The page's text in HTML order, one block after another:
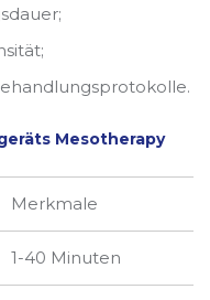
Mesotherapy
Merkmale
1-40 Minuten